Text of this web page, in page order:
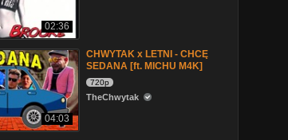
02:36
04:03
CHWYTAK x LETNI - CHCĘ
SEDANA [ft. MICHU M4K]
720p
TheChwytak